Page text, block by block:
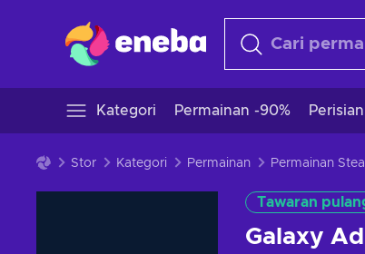
Kategori Permainan -90% Perisian
Stor Kategori Permainan Permainan
Tawaran
Galaxy